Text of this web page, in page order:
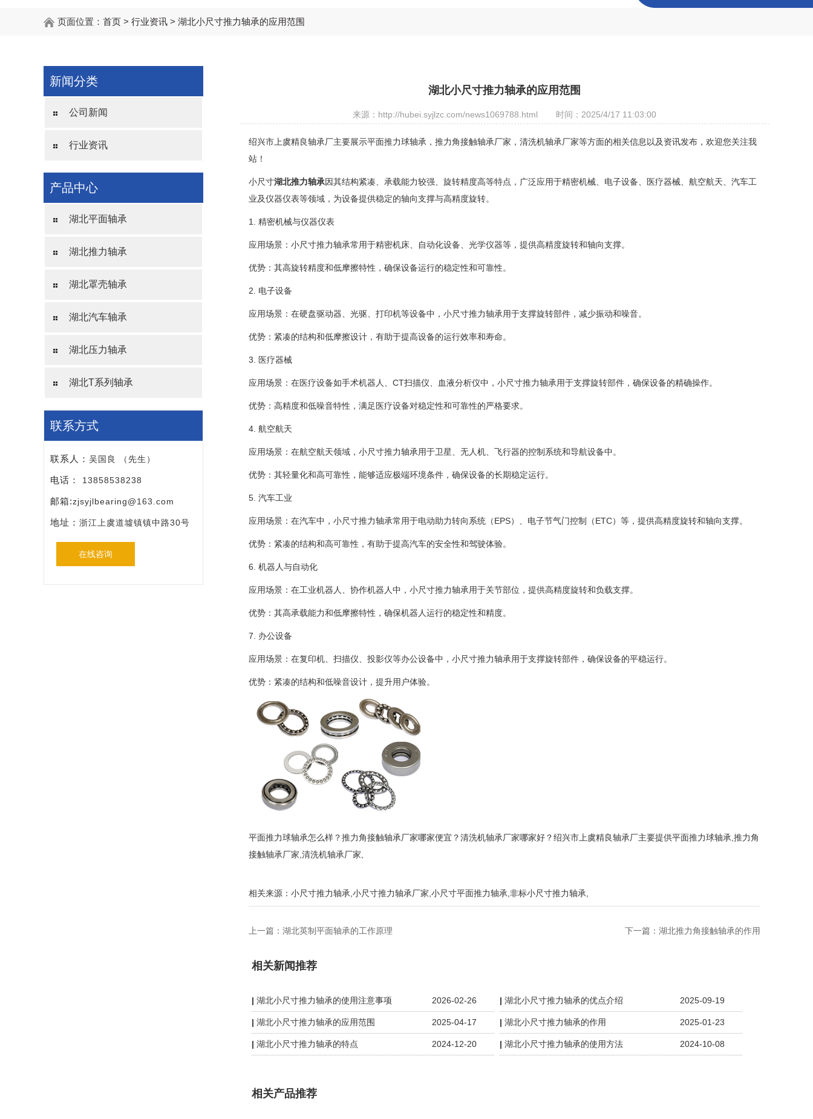
页面位置： 首页 > 行业资讯 > 湖北小尺寸推力轴承的应用范围
新闻分类
公司新闻
行业资讯
产品中心
湖北平面轴承
湖北推力轴承
湖北罩壳轴承
湖北汽车轴承
湖北压力轴承
湖北T系列轴承
联系方式
联系人： 吴国良 （先生）
电话： 13858538238
邮箱:zjsyjlbearing@163.com
地址： 浙江上虞道墟镇镇中路30号
在线咨询
湖北小尺寸推力轴承的应用范围
来源：http://hubei.syjlzc.com/news1069788.html 时间：2025/4/17 11:03:00
绍兴市上虞精良轴承厂主要展示平面推力球轴承 ，推力角接触轴承厂家，清洗机轴承厂家等方面的相关信息以及资讯发布，欢迎您关注我
站！
小尺寸湖北推力轴承因其结构紧凑、承载能力较强、旋转精度高等特点，广泛应用于精密机械、电子设备、医疗器械、航空航天、汽车工
业及仪器仪表等领域，为设备提供稳定的轴向支撑与高精度旋转。
1. 精密机械与仪器仪表
应用场景：小尺寸推力轴承常用于精密机床、自动化设备、光学仪器等，提供高精度旋转和轴向支撑。
优势：其高旋转精度和低摩擦特性，确保设备运行的稳定性和可靠性。
2. 电子设备
应用场景：在硬盘驱动器、光驱、打印机等设备中，小尺寸推力轴承用于支撑旋转部件，减少振动和噪音。
优势：紧凑的结构和低摩擦设计，有助于提高设备的运行效率和寿命。
3. 医疗器械
应用场景：在医疗设备如手术机器人、CT扫描仪、血液分析仪中，小尺寸推力轴承用于支撑旋转部件，确保设备的精确操作。
优势：高精度和低噪音特性，满足医疗设备对稳定性和可靠性的严格要求。
4. 航空航天
应用场景：在航空航天领域，小尺寸推力轴承用于卫星、无人机、飞行器的控制系统和导航设备中。
优势：其轻量化和高可靠性，能够适应极端环境条件，确保设备的长期稳定运行。
5. 汽车工业
应用场景：在汽车中，小尺寸推力轴承常用于电动助力转向系统（EPS）、电子节气门控制（ETC）等，提供高精度旋转和轴向支撑。
优势：紧凑的结构和高可靠性，有助于提高汽车的安全性和驾驶体验。
6. 机器人与自动化
应用场景：在工业机器人、协作机器人中，小尺寸推力轴承用于关节部位，提供高精度旋转和负载支撑。
优势：其高承载能力和低摩擦特性，确保机器人运行的稳定性和精度。
7. 办公设备
应用场景：在复印机、扫描仪、投影仪等办公设备中，小尺寸推力轴承用于支撑旋转部件，确保设备的平稳运行。
优势：紧凑的结构和低噪音设计，提升用户体验。
平面推力球轴承怎么样？推力角接触轴承厂家哪家便宜？清洗机轴承厂家哪家好？绍兴市上虞精良轴承厂主要提供平面推力球轴承,推力角
接触轴承厂家,清洗机轴承厂家,
相关来源： 小尺寸推力轴承 小尺寸推力轴承厂家 小尺寸平面推力轴承 非标小尺寸推力轴承
上一篇： 湖北英制平面轴承的工作原理 下一篇： 湖北推力角接触轴承的作用
相关新闻推荐
湖北小尺寸推力轴承的使用注意事项 2026-02-26 湖北小尺寸推力轴承的优点介绍 2025-09-19
湖北小尺寸推力轴承的应用范围 2025-04-17 湖北小尺寸推力轴承的作用 2025-01-23
湖北小尺寸推力轴承的特点 2024-12-20 湖北小尺寸推力轴承的使用方法 2024-10-08
相关产品推荐